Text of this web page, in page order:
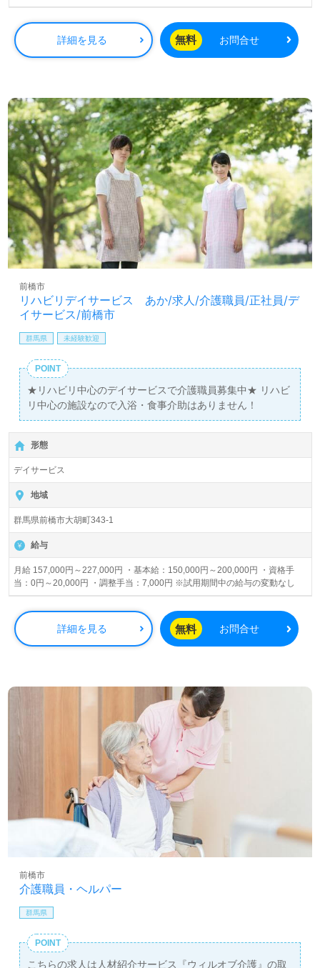
詳細を見る 無料 お問合せ
リハビリデイサービス あか/求人/介護職員/正社員/デ
イサービス/前橋市
前橋市
群馬県 未経験歓迎
POINT
★リハビリ中心のデイサービスで介護職員募集中★ リハビ
リ中心の施設なので入浴・食事介助はありません！
形態
デイサービス
地域
群馬県前橋市大胡町343-1
給与
月給 157,000円～227,000円 ・基本給：150,000円～200,000円 ・資格手
当：0円～20,000円 ・調整手当：7,000円 ※試用期間中の給与の変動なし
詳細を見る 無料 お問合せ
介護職員・ヘルパー
前橋市
群馬県
POINT
こちらの求人は人材紹介サービス『ウィルオブ介護』の取